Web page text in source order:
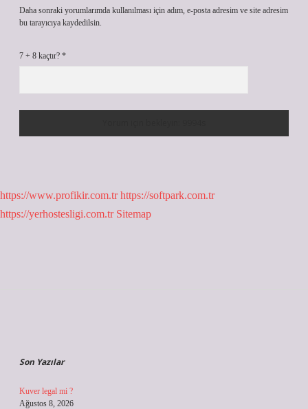
Daha sonraki yorumlarımda kullanılması için adım, e-posta adresim ve site adresim
bu tarayıcıya kaydedilsin.
7 + 8 kaçtır? *
https://www.profikir.com.tr https://softpark.com.tr
https://yerhostesligi.com.tr Sitemap
Son Yazılar
Kuver legal mi ?
Ağustos 8, 2026